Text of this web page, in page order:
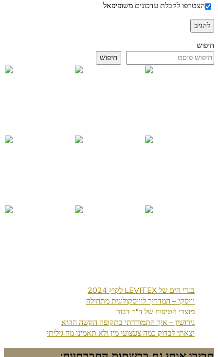
הצטרפו לקבלת עדכונים משופּיפּאל
חיפוש
חיפוש
בגדי הים של LEVITEX לקיץ 2024
וויסקי – המדריך לוויסקולוגית מתחילה
מוצרי הטיפוח של ד"ר דבור
גירושין – איך התמודדתי בתקופה הקשה ההיא
יצאתי לבדוק כמה צעצועי מין ולא תאמינו מה גיליתי